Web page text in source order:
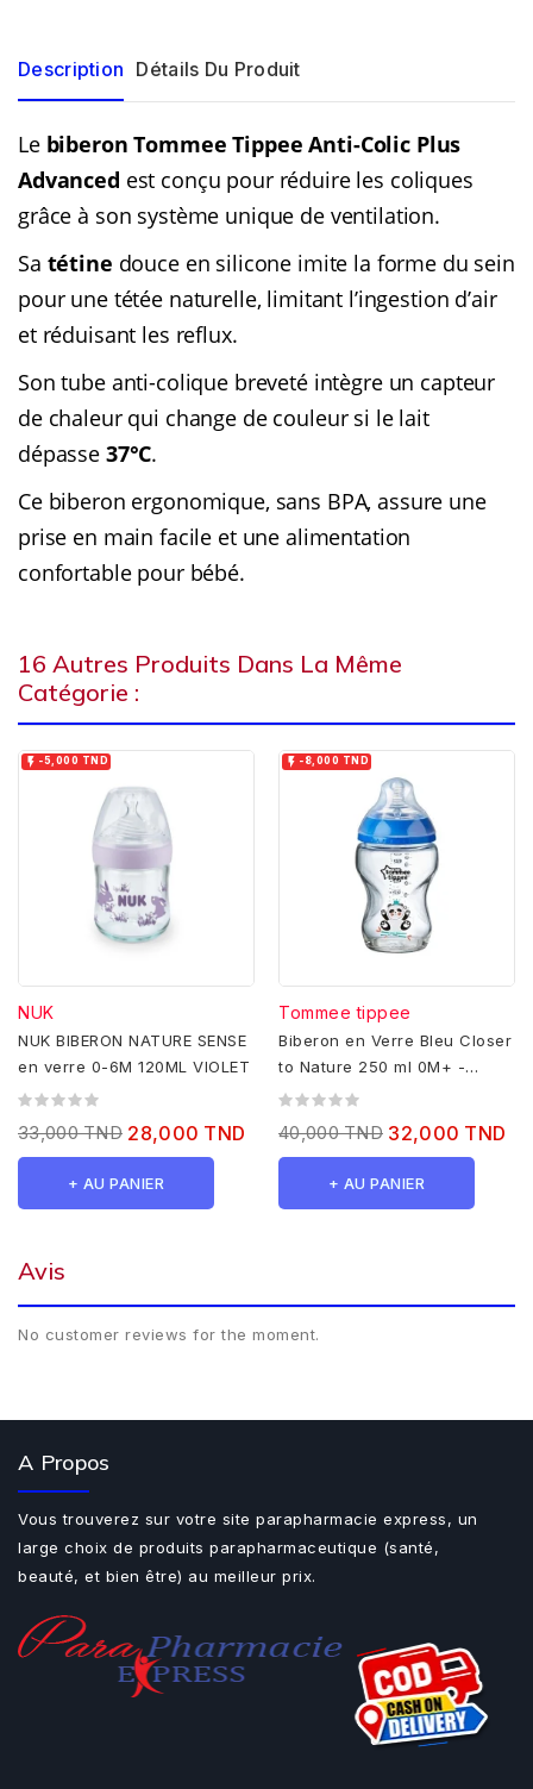
Description Détails Du Produit
Le biberon Tommee Tippee Anti-Colic Plus
Advanced est conçu pour réduire les coliques
grâce à son système unique de ventilation.
Sa tétine douce en silicone imite la forme du sein
pour une tétée naturelle, limitant l’ingestion d’air
et réduisant les reflux.
Son tube anti-colique breveté intègre un capteur
de chaleur qui change de couleur si le lait
dépasse 37°C.
Ce biberon ergonomique, sans BPA, assure une
prise en main facile et une alimentation
confortable pour bébé.
16 Autres Produits Dans La Même
Catégorie :
 -5,000 TND
NUK
NUK BIBERON NATURE SENSE
en verre 0-6M 120ML VIOLET
33,000 TND 28,000 TND
+ AU PANIER
 -8,000 TND
Tommee tippee
Biberon en Verre Bleu Closer
to Nature 250 ml 0M+ -
Tommee Tippee
40,000 TND 32,000 TND
+ AU PANIER
Avis
No customer reviews for the moment.
A Propos
Vous trouverez sur votre site parapharmacie express, un
large choix de produits parapharmaceutique (santé,
beauté, et bien être) au meilleur prix.